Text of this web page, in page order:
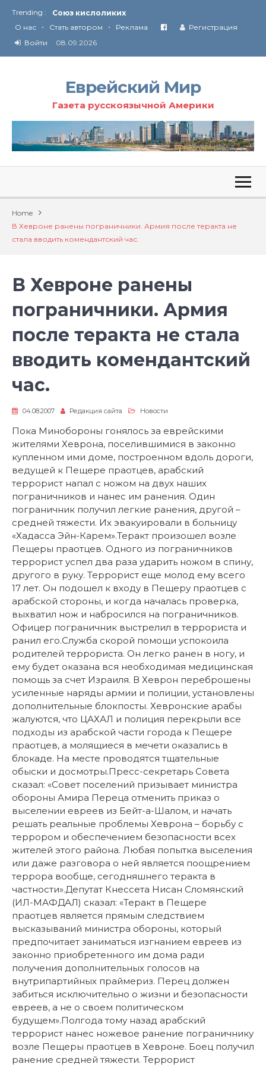
Trending :
Соглашение США с Ираном
Технология Революции в Иране
От Ирана до Ливана и Газы
О нас • Стать автором • Реклама
Регистрация
Войти
08.09.2026
Еврейский Мир
Газета русскоязычной Америки
Home
В Хевроне ранены пограничники. Армия после теракта не
стала вводить комендантский час.
В Хевроне ранены
пограничники. Армия
после теракта не стала
вводить комендантский
час.
04.08.2007 Редакция сайта Новости
Пока Минобороны гонялось за еврейскими
жителями Хеврона, поселившимися в законно
купленном ими доме, построенном вдоль дороги,
ведущей к Пещере праотцев, арабский
террорист напал с ножом на двух наших
пограничников и нанес им ранения. Один
пограничник получил легкие ранения, другой –
средней тяжести. Их эвакуировали в больницу
«Хадасса Эйн-Карем».Теракт произошел возле
Пещеры праотцев. Одного из пограничников
террорист успел два раза ударить ножом в спину,
другого в руку. Террорист еще молод ему всего
17 лет. Он подошел к входу в Пещеру праотцев с
арабской стороны, и когда началась проверка,
выхватил нож и набросился на пограничников.
Офицер пограничник выстрелил в террориста и
ранил его.Служба скорой помощи успокоила
родителей террориста. Он легко ранен в ногу, и
ему будет оказана вся необходимая медицинская
помощь за счет Израиля. В Хеврон переброшены
усиленные наряды армии и полиции, установлены
дополнительные блокпосты. Хевронские арабы
жалуются, что ЦАХАЛ и полиция перекрыли все
подходы из арабской части города к Пещере
праотцев, а молящиеся в мечети оказались в
блокаде. На месте проводятся тщательные
обыски и досмотры.Пресс-секретарь Совета
сказал: «Совет поселений призывает министра
обороны Амира Переца отменить приказ о
выселении евреев из Бейт-а-Шалом, и начать
решать реальные проблемы Хеврона – борьбу с
террором и обеспечением безопасности всех
жителей этого района. Любая попытка выселения
или даже разговора о ней является поощрением
террора вообще, сегодняшнего теракта в
частности».Депутат Кнессета Нисан Сломянский
(ИЛ-МАФДАЛ) сказал: «Теракт в Пещере
праотцев является прямым следствием
высказываний министра обороны, который
предпочитает заниматься изгнанием евреев из
законно приобретенного им дома ради
получения дополнительных голосов на
внутрипартийных праймериз. Перец должен
забиться исключительно о жизни и безопасности
евреев, а не о своем политическом
будущем».Полгода тому назад арабский
террорист нанес ножевое ранение пограничнику
возле Пещеры праотцев в Хевроне. Боец получил
ранение средней тяжести. Террорист